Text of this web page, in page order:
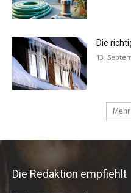
Die Redaktion empfiehlt